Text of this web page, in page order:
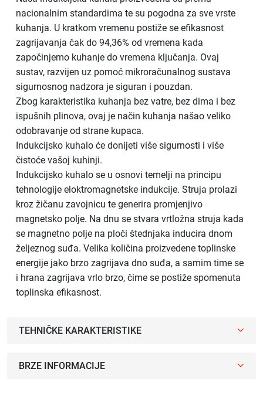
nacionalnim standardima te su pogodna za sve vrste
kuhanja. U kratkom vremenu postiže se efikasnost
zagrijavanja čak do 94,36% od vremena kada
započinjemo kuhanje do vremena ključanja. Ovaj
sustav, razvijen uz pomoć mikroračunalnog sustava
sigurnosnog nadzora je siguran i pouzdan.
Zbog karakteristika kuhanja bez vatre, bez dima i bez
ispušnih plinova, ovaj je način kuhanja našao veliko
odobravanje od strane kupaca.
Indukcijsko kuhalo će donijeti više sigurnosti i više
čistoće vašoj kuhinji.
Indukcijsko kuhalo se u osnovi temelji na principu
tehnologije eloktromagnetske indukcije. Struja prolazi
kroz žičanu zavojnicu te generira promjenjivo
magnetsko polje. Na dnu se stvara vrtložna struja kada
se magnetno polje na ploči štednjaka inducira dnom
željeznog suđa. Velika količina proizvedene toplinske
energije jako brzo zagrijava dno suđa, a samim time se
i hrana zagrijava vrlo brzo, čime se postiže spomenuta
toplinska efikasnost.
TEHNIČKE KARAKTERISTIKE
BRZE INFORMACIJE